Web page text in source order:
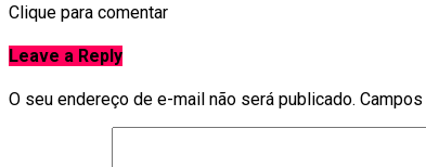
Clique para comentar
Leave a Reply
O seu endereço de e-mail não será publicado.